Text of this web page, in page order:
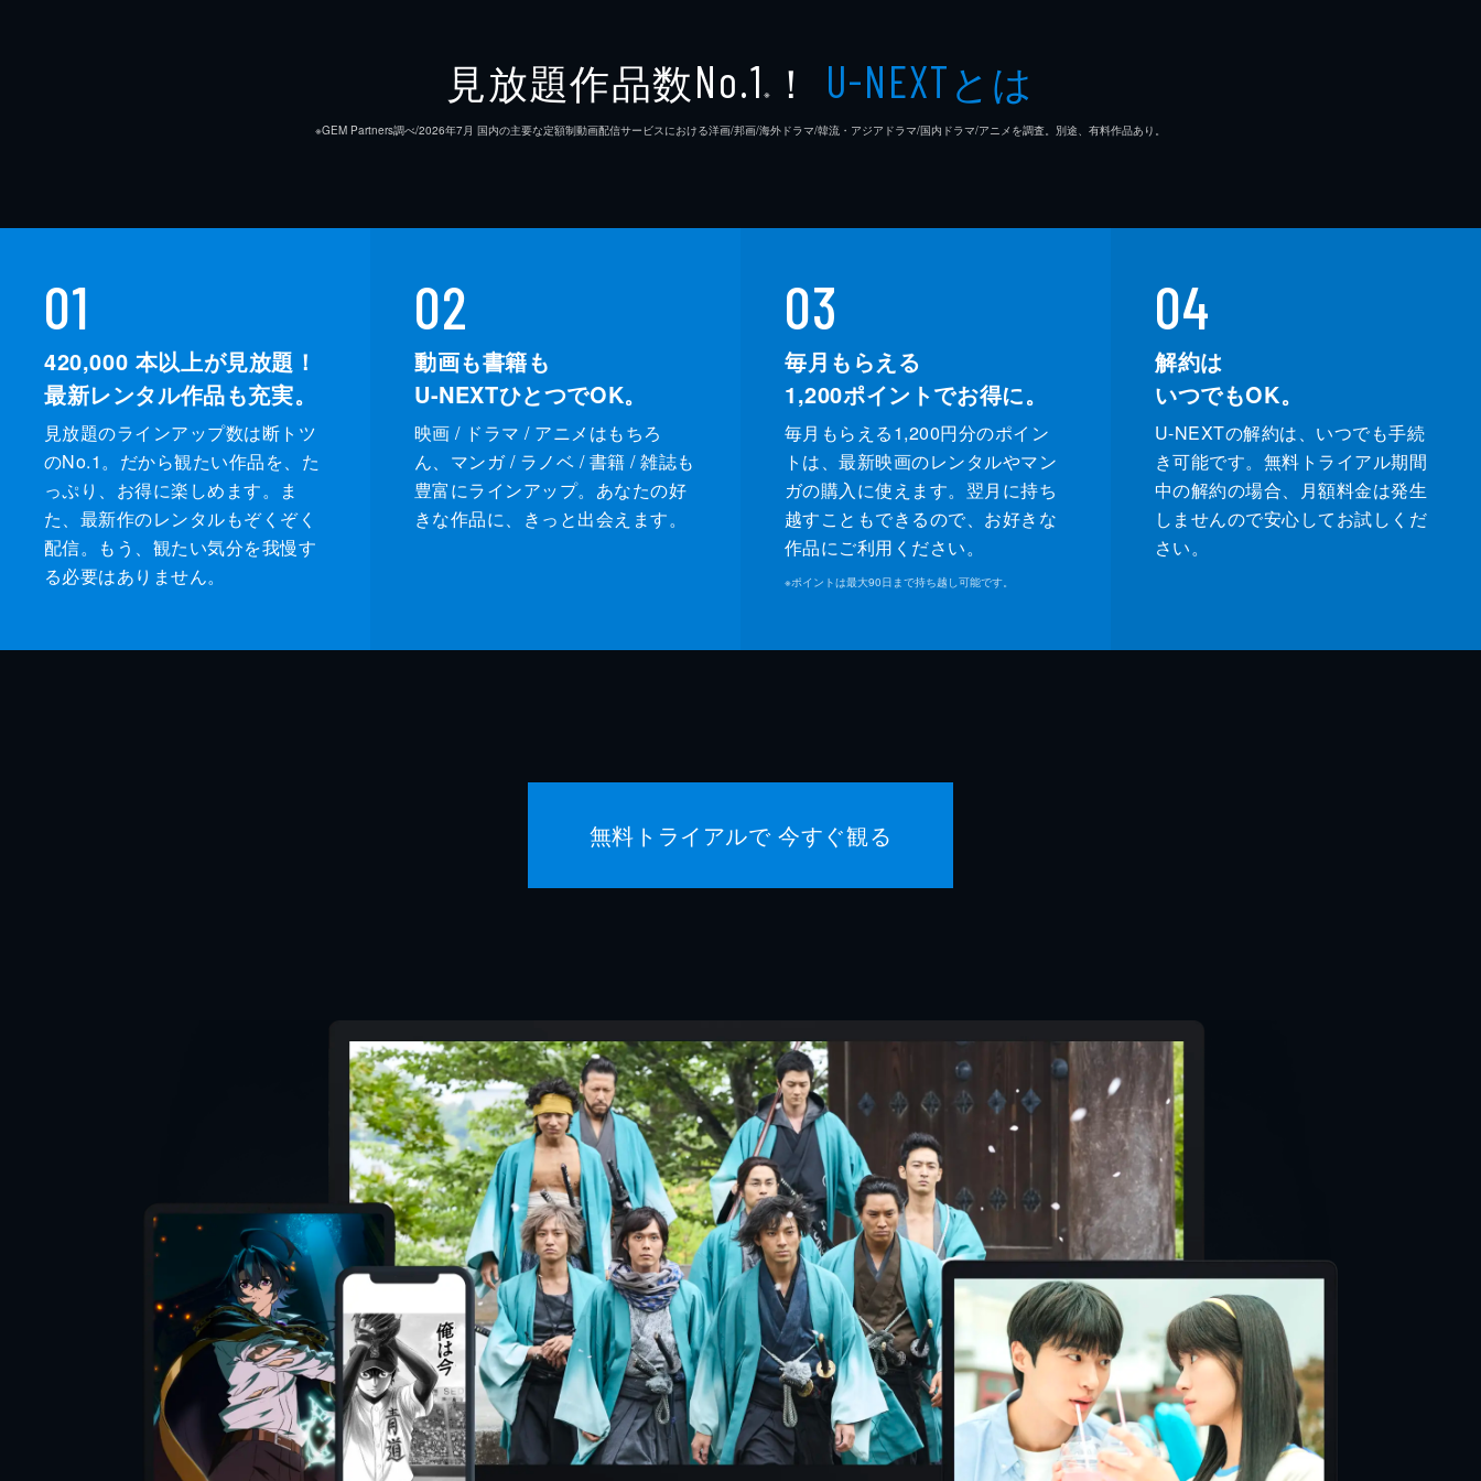
見放題作品数No.1 ※ ！ U-NEXTとは
※GEM Partners調べ/2026年7⽉ 国内の主要な定額制動画配信サービスにおける洋画/邦画/海外ドラマ/韓流・アジアドラマ/国内ドラマ/アニメを調査。別途、有料作品あり。
01
420,000 本以上が見放題！
最新レンタル作品も充実。
見放題のラインアップ数は断トツ
のNo.1。だから観たい作品を、た
っぷり、お得に楽しめます。ま
た、最新作のレンタルもぞくぞく
配信。もう、観たい気分を我慢す
る必要はありません。
02
動画も書籍も
U-NEXTひとつでOK。
映画 / ドラマ / アニメはもちろ
ん、マンガ / ラノベ / 書籍 / 雑誌も
豊富にラインアップ。あなたの好
きな作品に、きっと出会えます。
03
毎月もらえる
1,200ポイントでお得に。
毎月もらえる1,200円分のポイン
トは、最新映画のレンタルやマン
ガの購入に使えます。翌月に持ち
越すこともできるので、お好きな
作品にご利用ください。
※ポイントは最大90日まで持ち越し可能です。
04
解約は
いつでもOK。
U-NEXTの解約は、いつでも手続
き可能です。無料トライアル期間
中の解約の場合、月額料金は発生
しませんので安心してお試しくだ
さい。
無料トライアルで 今すぐ観る